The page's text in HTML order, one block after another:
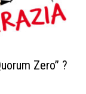
Zero” ?